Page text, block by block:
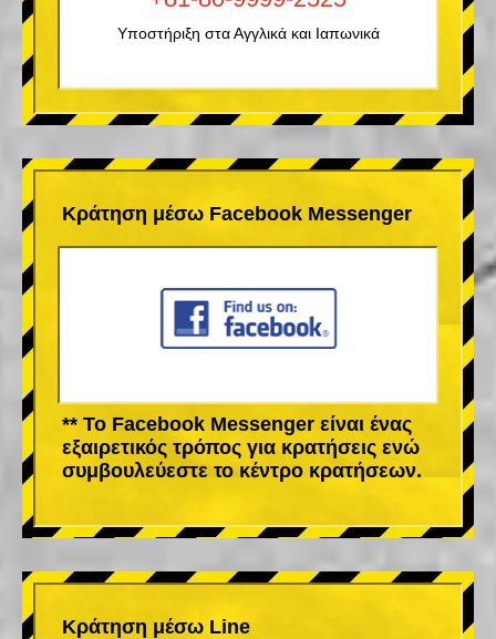
Υποστήριξη στα Αγγλικά και Ιαπωνικά
Κράτηση μέσω Facebook Messenger
** Το Facebook Messenger είναι ένας
εξαιρετικός τρόπος για κρατήσεις ενώ
συμβουλεύεστε το κέντρο κρατήσεων.
Κράτηση μέσω Line